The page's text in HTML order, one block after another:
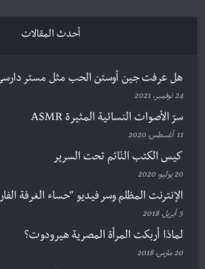
أحدث المقالات
هل عرفت جين أوستن الحب مثل مستر دارسي
24 نوفمبر، 2021
سرّ الأصوات النسائية المثيرة ASMR
11 أغسطس، 2020
كيس الكتب النّائم تحت السرير
20 يوليو، 2020
الإنترنت المظلم وسر فيديو “حساء الغرفة
5 أبريل، 2018
لماذا أربكت المرأة المصرية هيرودوت؟
20 مارس، 2018